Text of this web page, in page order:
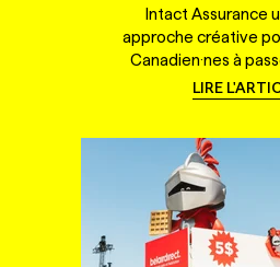
Intact Assurance
approche créative
Canadien·nes à
LIRE